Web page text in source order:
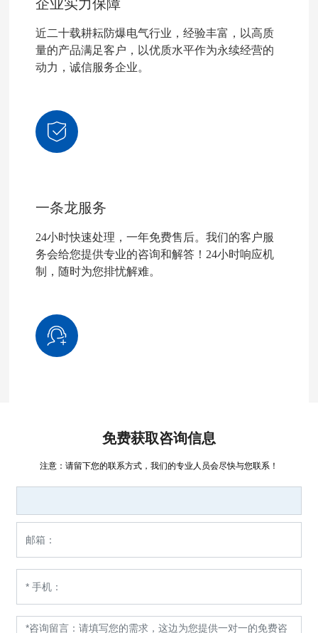
近二十载耕耘防爆电气行业，经验丰富，以高质
量的产品满足客户，以优质水平作为永续经营的
动力，诚信服务企业。
一条龙服务
24小时快速处理，一年免费售后。我们的客户服
务会给您提供专业的咨询和解答！24小时响应机
制，随时为您排忧解难。
免费获取咨询信息
注意：请留下您的联系方式，我们的专业人员会尽快与您联系！